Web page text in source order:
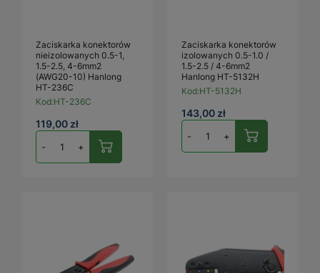
Zaciskarka konektorów
nieizolowanych 0.5-1,
1.5-2.5, 4-6mm2
(AWG20-10) Hanlong
HT-236C
Kod:HT-236C
119,00 zł
- +
Zaciskarka konektorów
izolowanych 0.5-1.0 /
1.5-2.5 / 4-6mm2
Hanlong HT-5132H
Kod:HT-5132H
143,00 zł
- +